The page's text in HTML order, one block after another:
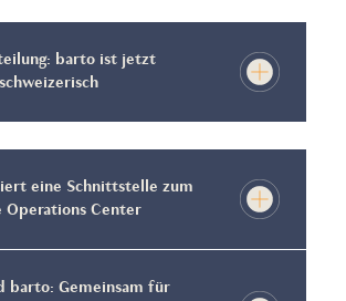
barto ist jetzt
eine Schnittstelle zum
Operations Center
barto: Gemeinsam für